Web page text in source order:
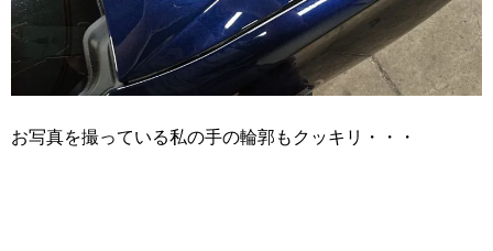
お写真を撮っている私の手の輪郭もクッキリ・・・